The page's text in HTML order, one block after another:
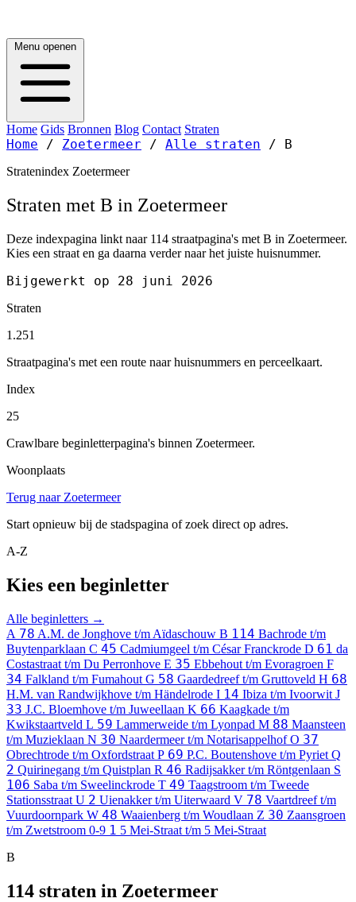
Menu openen
Home Gids Bronnen Blog Contact Straten
Home / Zoetermeer / Alle straten / B
Stratenindex Zoetermeer
Straten met B in Zoetermeer
Deze indexpagina linkt naar 114 straatpagina's met B in Zoetermeer.
Kies een straat en ga daarna verder naar het juiste huisnummer.
Bijgewerkt op 28 juni 2026
Straten
1.251
Straatpagina's met een route naar huisnummers en perceelkaart.
Index
25
Crawlbare beginletterpagina's binnen Zoetermeer.
Woonplaats
Terug naar Zoetermeer
Start opnieuw bij de stadspagina of zoek direct op adres.
A-Z
Kies een beginletter
Alle beginletters →
A 78 A.M. de Jonghove t/m Aïdaschouw B 114 Bachrode t/m
Buytenparklaan C 45 Cadmiumgeel t/m César Franckrode D 61 da
Costastraat t/m Du Perronhove E 35 Ebbehout t/m Evoragroen F
34 Falkland t/m Fumahout G 58 Gaardedreef t/m Gruttoveld H 68
H.M. van Randwijkhove t/m Händelrode I 14 Ibiza t/m Ivoorwit J
33 J.C. Bloemhove t/m Juweellaan K 66 Kaagkade t/m
Kwikstaartveld L 59 Lammerweide t/m Lyonpad M 88 Maansteen
t/m Muzieklaan N 30 Naardermeer t/m NotarisappelhofO 37
Obrechtrode t/m Oxfordstraat P 69 P.C. Boutenshove t/m Pyriet Q
2 Quirinegang t/m Quistplan R 46 Radijsakker t/m Röntgenlaan S
106 Saba t/m Sweelinckrode T 49 Taagstroom t/m Tweede
Stationsstraat U 2 Uienakker t/m Uiterwaard V 78 Vaartdreef t/m
Vuurdoornpark W 48 Waaienberg t/m Woudlaan Z 30 Zaansgroen
t/m Zwetstroom 0-9 1 5 Mei-Straat t/m 5 Mei-Straat
B
114 straten in Zoetermeer